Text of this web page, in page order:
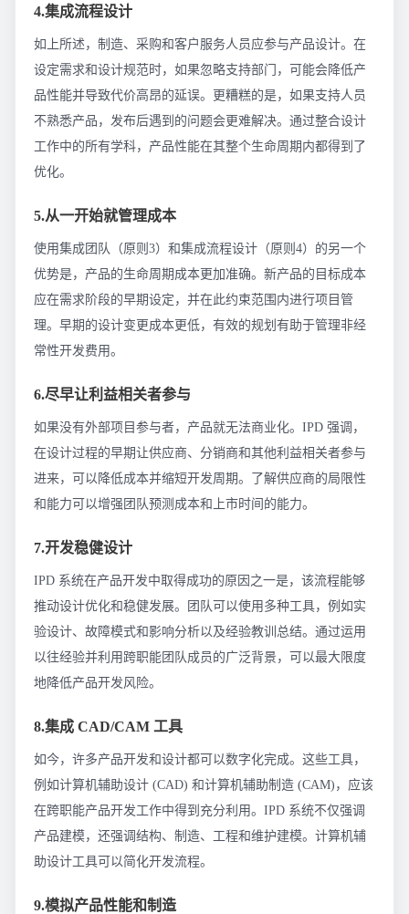
4.集成流程设计
如上所述，制造、采购和客户服务人员应参与产品设计。在
设定需求和设计规范时，如果忽略支持部门，可能会降低产
品性能并导致代价高昂的延误。更糟糕的是，如果支持人员
不熟悉产品，发布后遇到的问题会更难解决。通过整合设计
工作中的所有学科，产品性能在其整个生命周期内都得到了
优化。
5.从一开始就管理成本
使用集成团队（原则3）和集成流程设计（原则4）的另一个
优势是，产品的生命周期成本更加准确。新产品的目标成本
应在需求阶段的早期设定，并在此约束范围内进行项目管
理。早期的设计变更成本更低，有效的规划有助于管理非经
常性开发费用。
6.尽早让利益相关者参与
如果没有外部项目参与者，产品就无法商业化。IPD 强调，
在设计过程的早期让供应商、分销商和其他利益相关者参与
进来，可以降低成本并缩短开发周期。了解供应商的局限性
和能力可以增强团队预测成本和上市时间的能力。
7.开发稳健设计
IPD 系统在产品开发中取得成功的原因之一是，该流程能够
推动设计优化和稳健发展。团队可以使用多种工具，例如实
验设计、故障模式和影响分析以及经验教训总结。通过运用
以往经验并利用跨职能团队成员的广泛背景，可以最大限度
地降低产品开发风险。
8.集成 CAD/CAM 工具
如今，许多产品开发和设计都可以数字化完成。这些工具，
例如计算机辅助设计 (CAD) 和计算机辅助制造 (CAM)，应该
在跨职能产品开发工作中得到充分利用。IPD 系统不仅强调
产品建模，还强调结构、制造、工程和维护建模。计算机辅
助设计工具可以简化开发流程。
9.模拟产品性能和制造